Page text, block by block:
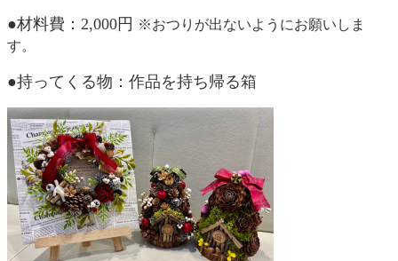
●材料費：2,000円 ※おつりが出ないようにお願いしま
す。​
●持ってくる物：作品を持ち帰る箱